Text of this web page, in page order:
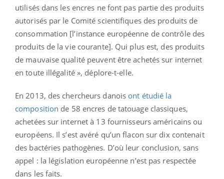
utilisés dans les encres ne font pas partie des produits
autorisés par le Comité scientifiques des produits de
consommation [l’instance européenne de contrôle des
produits de la vie courante]. Qui plus est, des produits
de mauvaise qualité peuvent être achetés sur internet
en toute illégalité », déplore-t-elle.
En 2013, des chercheurs danois ont étudié la
composition de 58 encres de tatouage classiques,
achetées sur internet à 13 fournisseurs américains ou
européens. Il s’est avéré qu’un flacon sur dix contenait
des bactéries pathogènes. D’où leur conclusion, sans
appel : la législation européenne n’est pas respectée
dans les faits.